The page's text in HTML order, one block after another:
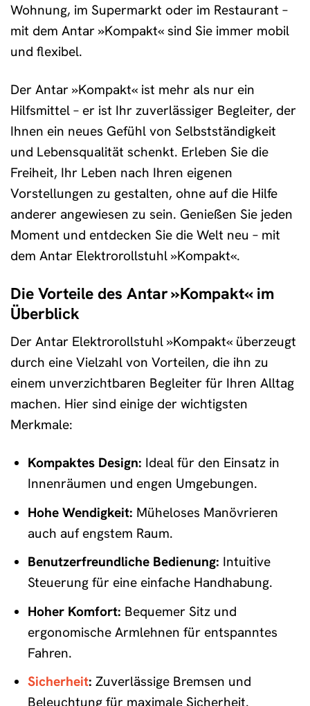
Wohnung, im Supermarkt oder im Restaurant –
mit dem Antar »Kompakt« sind Sie immer mobil
und flexibel.
Der Antar »Kompakt« ist mehr als nur ein
Hilfsmittel – er ist Ihr zuverlässiger Begleiter, der
Ihnen ein neues Gefühl von Selbstständigkeit
und Lebensqualität schenkt. Erleben Sie die
Freiheit, Ihr Leben nach Ihren eigenen
Vorstellungen zu gestalten, ohne auf die Hilfe
anderer angewiesen zu sein. Genießen Sie jeden
Moment und entdecken Sie die Welt neu – mit
dem Antar Elektrorollstuhl »Kompakt«.
Die Vorteile des Antar »Kompakt« im
Überblick
Der Antar Elektrorollstuhl »Kompakt« überzeugt
durch eine Vielzahl von Vorteilen, die ihn zu
einem unverzichtbaren Begleiter für Ihren Alltag
machen. Hier sind einige der wichtigsten
Merkmale:
Kompaktes Design: Ideal für den Einsatz in
Innenräumen und engen Umgebungen.
Hohe Wendigkeit: Müheloses Manövrieren
auch auf engstem Raum.
Benutzerfreundliche Bedienung: Intuitive
Steuerung für eine einfache Handhabung.
Hoher Komfort: Bequemer Sitz und
ergonomische Armlehnen für entspanntes
Fahren.
Sicherheit: Zuverlässige Bremsen und
Beleuchtung für maximale Sicherheit.